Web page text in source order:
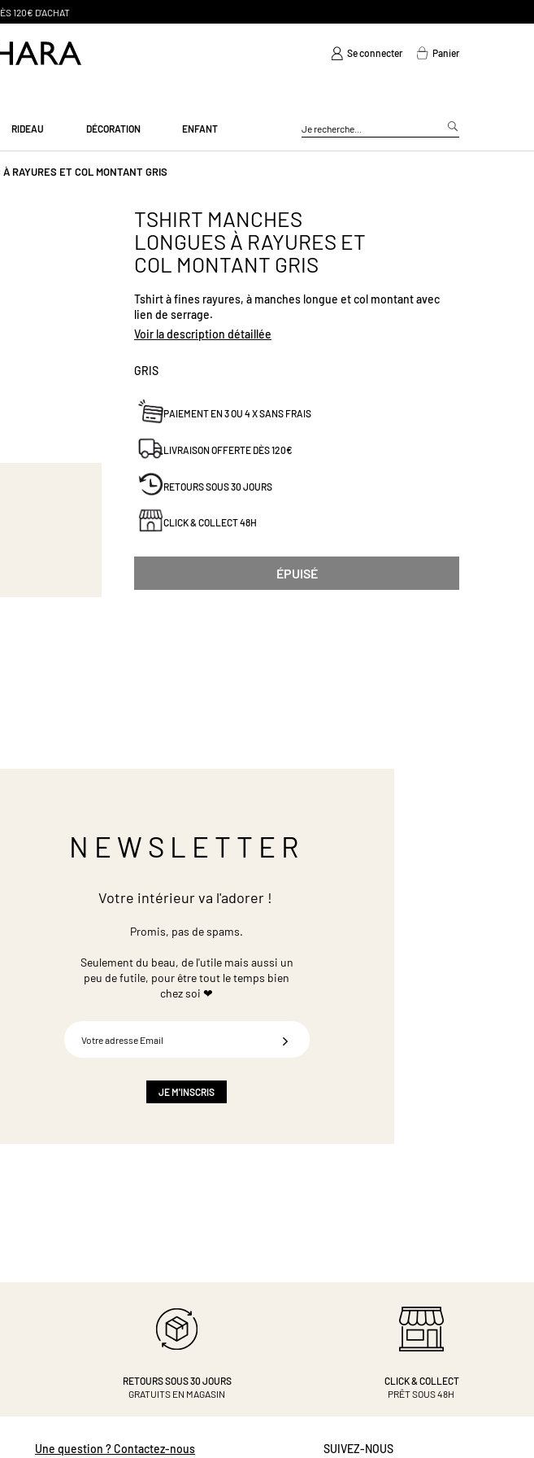
PAIEMENT EN 3 SANS FRAIS
Se connecter Panier
RIDEAU DÉCORATION ENFANT
RAYURES ET COL MONTANT GRIS
TSHIRT MANCHES
LONGUES À RAYURES ET
COL MONTANT GRIS
Tshirt à fines rayures, à manches longue et col montant avec
lien de serrage.
Voir la description détaillée
GRIS
PAIEMENT EN 3 OU 4 X SANS FRAIS
LIVRAISON OFFERTE DÈS 120€
RETOURS SOUS 30 JOURS
CLICK & COLLECT 48H
ÉPUISÉ
NEWSLETTER
Votre intérieur va l'adorer !
Promis, pas de spams.
Seulement du beau, de l'utile mais aussi un
peu de futile, pour être tout le temps bien
chez soi ❤
JE M'INSCRIS
RETOURS SOUS 30 JOURS
GRATUITS EN MAGASIN
CLICK & COLLECT
PRÊT SOUS 48H
Une question ? Contactez-nous SUIVEZ-NOUS